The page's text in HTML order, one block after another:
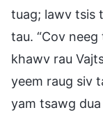
tuag; lawv tsis
tau. “Cov
khawv rau
yeem raug siv
yam tsawg